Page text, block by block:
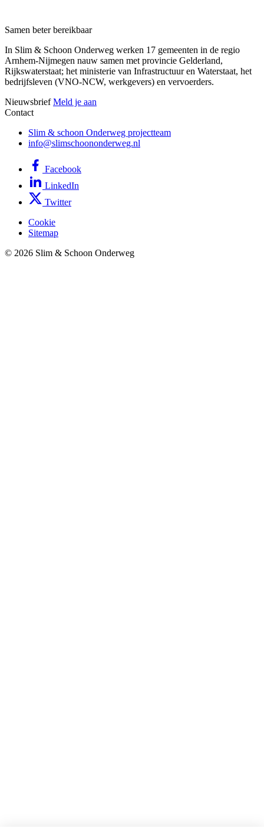
Samen beter bereikbaar
In Slim & Schoon Onderweg werken 17 gemeenten in de regio
Arnhem-Nijmegen nauw samen met provincie Gelderland,
Rijkswaterstaat; het ministerie van Infrastructuur en Waterstaat, het
bedrijfsleven (VNO-NCW, werkgevers) en vervoerders.
Nieuwsbrief Meld je aan
Contact
Slim & schoon Onderweg projectteam
info@slimschoononderweg.nl
Facebook
LinkedIn
Twitter
Cookie
Sitemap
© 2026 Slim & Schoon Onderweg